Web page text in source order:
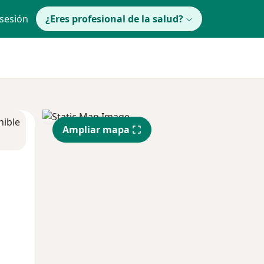
¿Eres profesional de la salud?
Ampliar mapa